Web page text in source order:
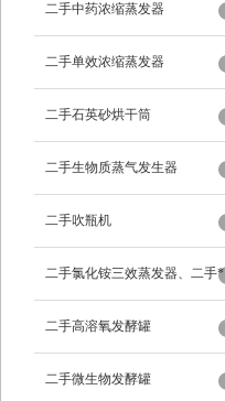
二手中药浓缩蒸发器
二手单效浓缩蒸发器
二手石英砂烘干筒
二手生物质蒸气发生器
二手吹瓶机
二手氯化铵三效蒸发器、二手*
蒸发器
二手高溶氧发酵罐
二手微生物发酵罐